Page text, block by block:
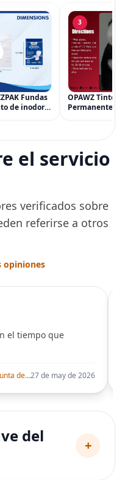
Fundas
de inodoro
3
OPAWZ Tinte
Permanente
Tinte para
Peluquería
una Década,
el servicio
verificados sobre
referirse a otros
opiniones
el tiempo que
Ohuhu Marcadores de alcohol con punta de pincel – Juego de marcadores artísticos de doble punta con certificación AP para artistas adultos27 de may de 2026
del
+